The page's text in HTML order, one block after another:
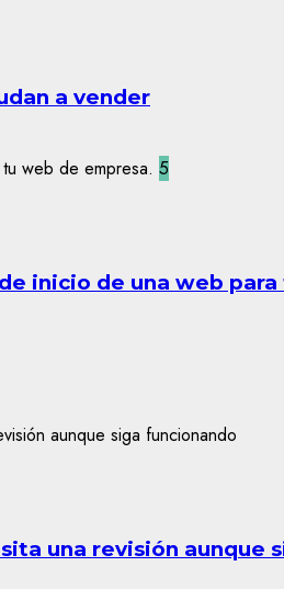
a vender
5
inicio de una web
una revisión aunque